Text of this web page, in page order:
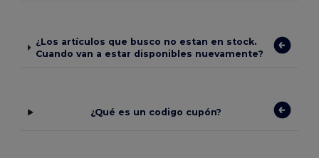
¿Los artículos que busco no estan en stock.
Cuando van a estar disponibles nuevamente?
¿Qué es un codigo cupón?